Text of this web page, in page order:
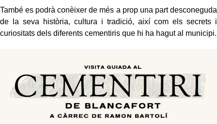
També es podrà conèixer de més a prop una part desconeguda
de la seva història, cultura i tradició, així com els secrets i
curiositats dels diferents cementiris que hi ha hagut al municipi.